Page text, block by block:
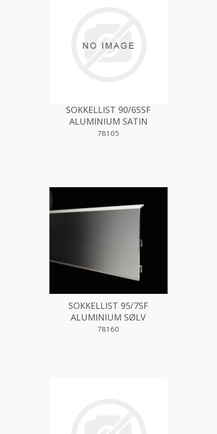
SOKKELLIST 90/6SSF
ALUMINIUM SATIN
60MMX200CM, PROFILPAS
78105
SOKKELLIST 95/7SF
ALUMINIUM SØLV
70MMX200CM, PROFILPAS
78160